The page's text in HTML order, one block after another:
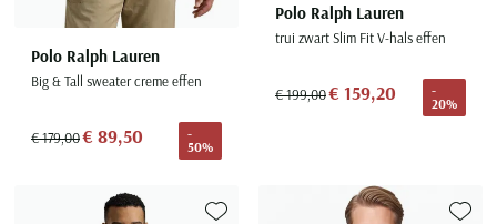
Polo Ralph Lauren
Big & Tall sweater creme effen
€ 179,00€ 89,50
-
50%
Polo Ralph Lauren
trui zwart Slim Fit V-hals effen
€ 199,00€ 159,20
-
20%